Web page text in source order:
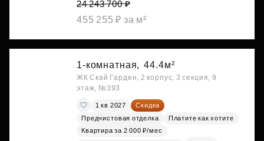
24 243 700 ₽
455 255 ₽ за м²
1-комнатная, 44.4м²
ЖК Скай Гарден, 2 корпус, 3 секция, 9
этаж, №393
1 кв 2027
Скидка
Предчистовая отделка
Платите как хотите
Квартира за 2 000 ₽/мес